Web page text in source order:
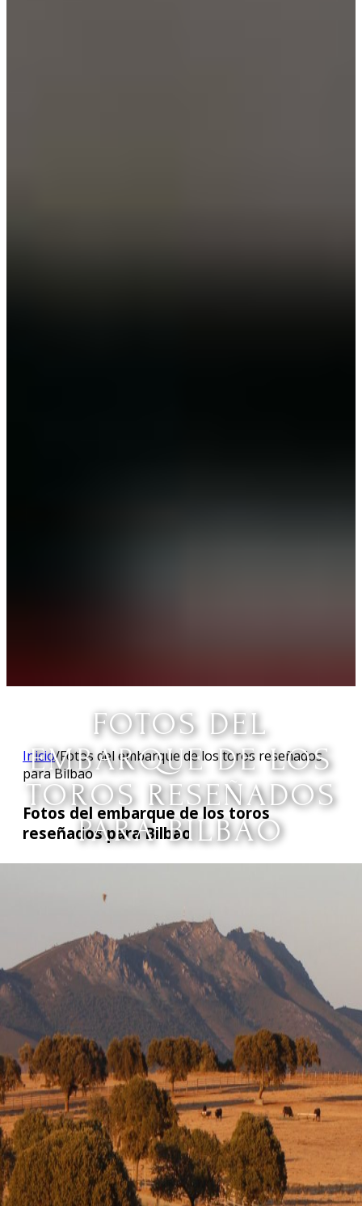
FOTOS DEL
EMBARQUE DE LOS
TOROS RESEÑADOS
PARA BILBAO
Inicio/Fotos del embarque de los toros reseñados
para Bilbao
Fotos del embarque de los toros
reseñados para Bilbao